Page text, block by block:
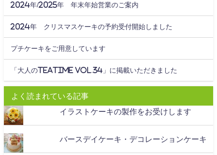
2024年/2025年 年末年始営業のご案内
2024年 クリスマスケーキの予約受付開始しました
プチケーキをご用意しています
「大人のteatime Vol.34」に掲載いただきました
よく読まれている記事
イラストケーキの製作をお受けします
バースデイケーキ・デコレーションケーキ